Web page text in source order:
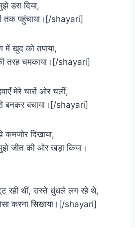
डरा दिया,
तक पहुंचाया।[/shayari]
खुद को तपाया,
तरह चमकाया।[/shayari]
मेरे चारों ओर चलीं,
बनकर बचाया।[/shayari]
दिखाया,
जीत की ओर खड़ा किया।
रही थीं, रास्ते धुंधले लग रहे थे,
करना सिखाया।[/shayari]